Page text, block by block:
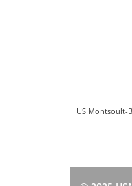
US Montsoult-